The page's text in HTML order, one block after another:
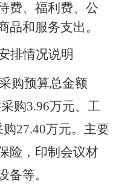
费、 福利费、 公
品和服务支出。
排情况说明
购预算总金额
购3.96万元、工
购27.40万元。 主要
险，印制会议材
备等。